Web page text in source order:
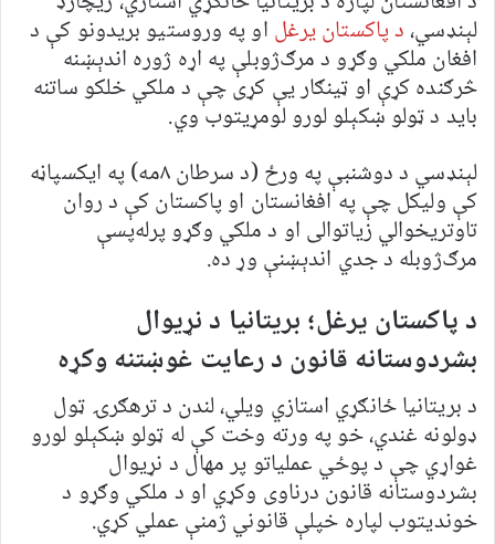
لېنډسي، د پاکستان یرغل او په وروستیو بریدونو کې د
افغان ملکي وګړو د مرګ‌ژوبلې په اړه ژوره اندېښنه
څرګنده کړې او ټینګار یې کړی چې د ملکي خلکو ساتنه
باید د ټولو ښکېلو لورو لومړیتوب وي.
لېنډسي د دوشنبې په ورځ (د سرطان ۸مه) په ایکسپاڼه
کې ولیکل چې په افغانستان او پاکستان کې د روان
تاوتریخوالي زیاتوالی او د ملکي وګړو پرله‌پسې
مرګ‌ژوبله د جدي اندېښنې وړ ده.
د پاکستان یرغل؛ بریتانیا د نړیوال
بشردوستانه قانون د رعایت غوښتنه وکړه
د بریتانیا ځانګړي استازي ویلي، لندن د ترهګرۍ ټول
ډولونه غندي، خو په ورته وخت کې له ټولو ښکېلو لورو
غواړي چې د پوځي عملیاتو پر مهال د نړیوال
بشردوستانه قانون درناوی وکړي او د ملکي وګړو د
خوندیتوب لپاره خپلې قانوني ژمنې عملي کړي.